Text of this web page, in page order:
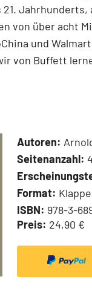
von über acht
und
von Buffett
Autoren:
Seitenanzahl:
Format:
ISBN: 978-3-
Preis: 24,90 €